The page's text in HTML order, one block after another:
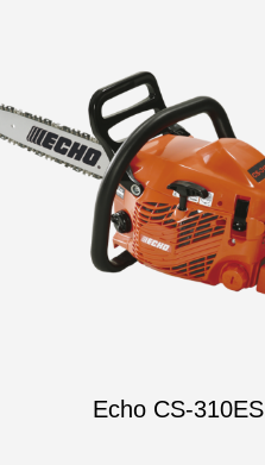
Echo CS-310ES